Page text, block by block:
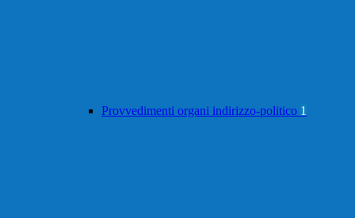
Provvedimenti organi indirizzo-politico 1